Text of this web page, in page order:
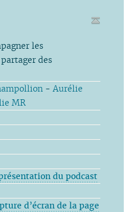
les
des
- Aurélie
MR
du podcast
d’écran de la page